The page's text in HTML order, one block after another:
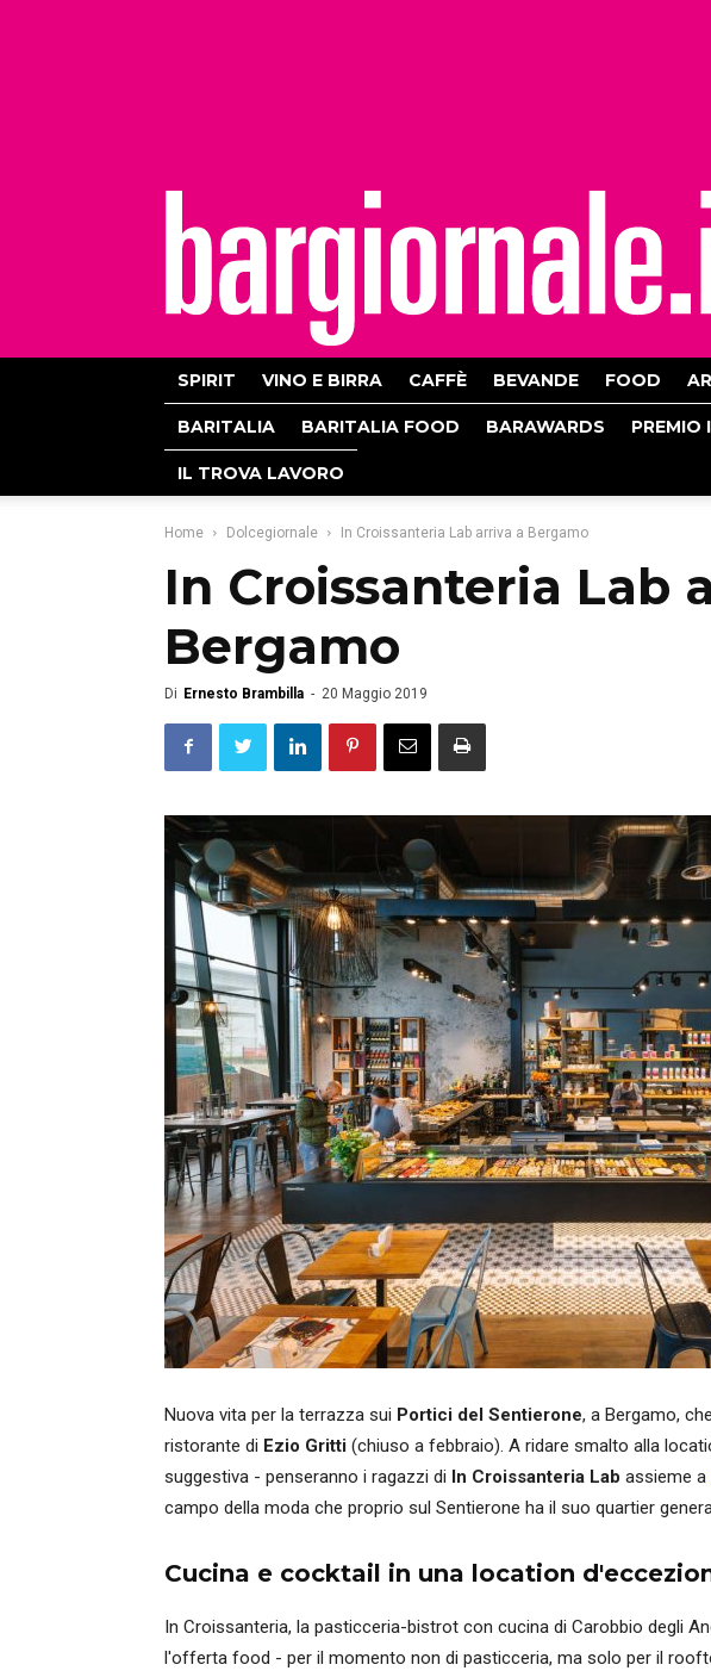
SPIRIT VINO E BIRRA CAFFÈ BEVANDE FOOD
BARITALIA BARITALIA FOOD BARAWARDS PREMIO
IL TROVA LAVORO
Home Dolcegiornale In Croissanteria Lab arriva a Bergamo
In Croissanteria Lab
Bergamo
Di Ernesto Brambilla - 20 Maggio 2019
Nuova vita per la terrazza sui Portici del Sentierone, a Bergamo,
ristorante di Ezio Gritti (chiuso a febbraio). A ridare smalto alla
suggestiva - penseranno i ragazzi di In Croissanteria Lab assieme a
campo della moda che proprio sul Sentierone ha il suo quartier
Cucina e cocktail in una location
In Croissanteria, la pasticceria-bistrot con cucina di Carobbio degli
l'offerta food - per il momento non di pasticceria, ma solo per il